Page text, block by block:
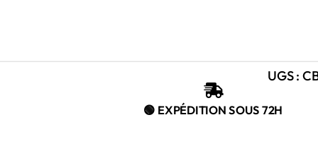
UGS :

🟢 EXPÉDITION SOUS 72H